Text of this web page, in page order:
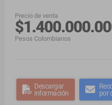
Precio de venta
Pesos Colombianos
Descargar
información
por